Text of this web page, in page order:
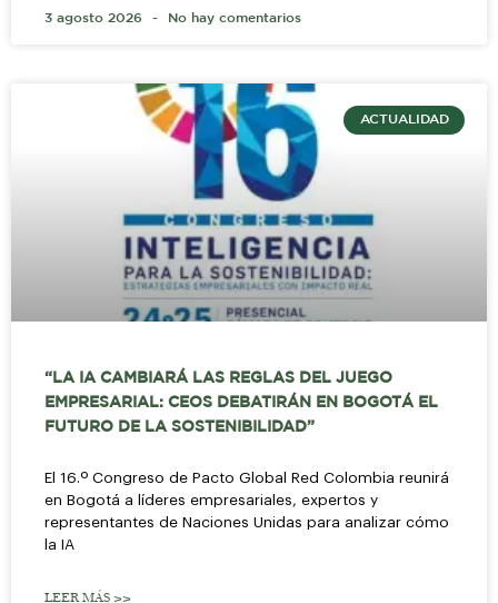
3 agosto 2026 No hay comentarios
ACTUALIDAD
“LA IA CAMBIARÁ LAS REGLAS DEL JUEGO
EMPRESARIAL: CEOS DEBATIRÁN EN BOGOTÁ EL
FUTURO DE LA SOSTENIBILIDAD”
El 16.º Congreso de Pacto Global Red Colombia reunirá
en Bogotá a líderes empresariales, expertos y
representantes de Naciones Unidas para analizar cómo
la IA
LEER MÁS >>